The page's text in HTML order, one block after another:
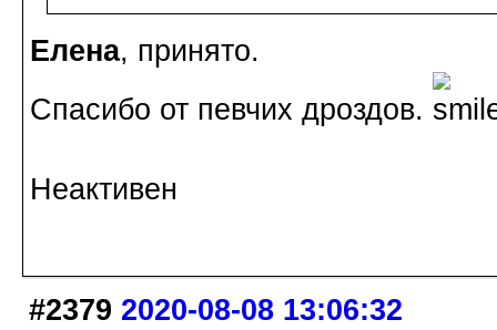
Елена, принято.
Спасибо от певчих дроздов.
Неактивен
#2379 2020-08-08 13:06:32